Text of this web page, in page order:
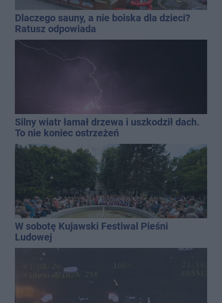
Dlaczego sauny, a nie boiska dla dzieci?
Ratusz odpowiada
Silny wiatr łamał drzewa i uszkodził dach.
To nie koniec ostrzeżeń
W sobotę Kujawski Festiwal Pieśni
Ludowej